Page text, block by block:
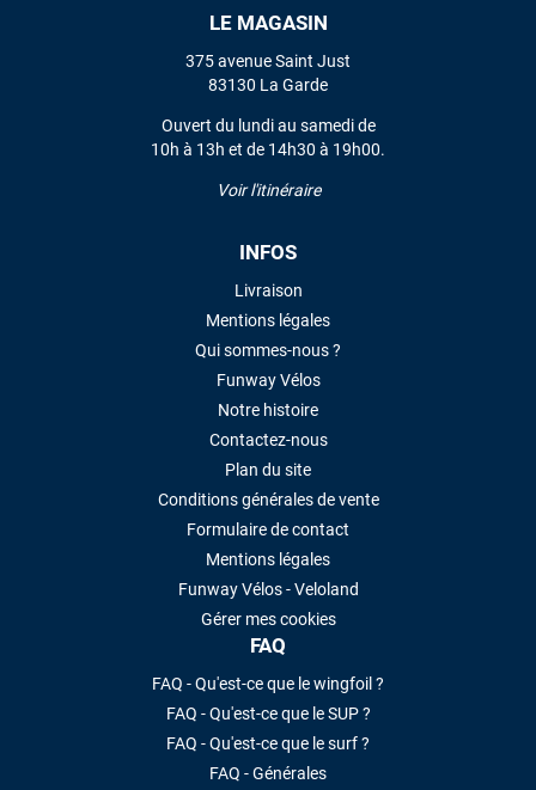
LE MAGASIN
375 avenue Saint Just
83130 La Garde
Ouvert du lundi au samedi de
10h à 13h et de 14h30 à 19h00.
Voir l'itinéraire
INFOS
Livraison
Mentions légales
Qui sommes-nous ?
Funway Vélos
Notre histoire
Contactez-nous
Plan du site
Conditions générales de vente
Formulaire de contact
Mentions légales
Funway Vélos - Veloland
Gérer mes cookies
FAQ
FAQ - Qu'est-ce que le wingfoil ?
FAQ - Qu'est-ce que le SUP ?
FAQ - Qu'est-ce que le surf ?
FAQ - Générales
VOIR TOUS LES AVIS